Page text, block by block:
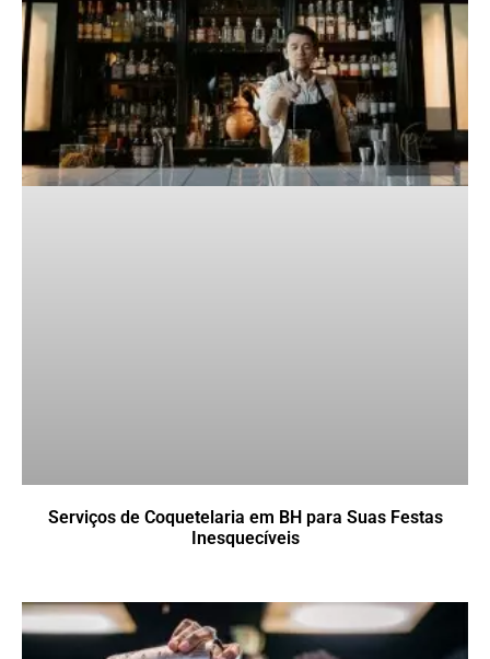
Serviços de Coquetelaria em BH para Suas Festas
Inesquecíveis